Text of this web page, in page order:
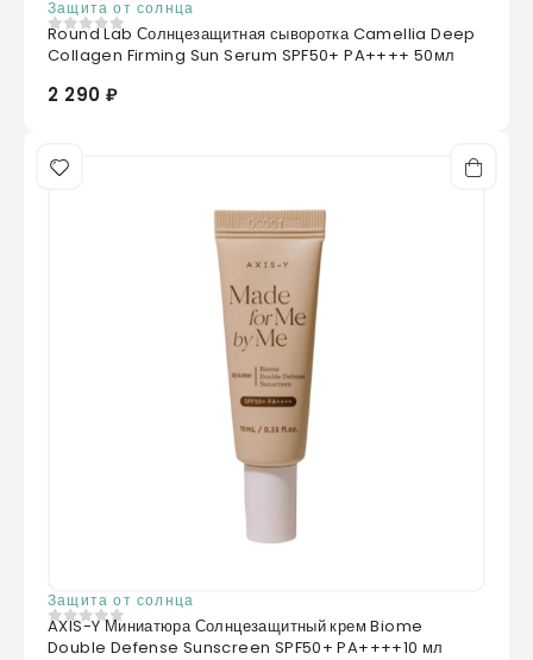
Защита от солнца
0 из 5
Round Lab Солнцезащитная сыворотка Camellia Deep
Collagen Firming Sun Serum SPF50+ PA++++ 50мл
2 290 ₽
Защита от солнца
0из 5
AXIS-Y Миниатюра Солнцезащитный крем Biome
Double Defense Sunscreen SPF50+ PA++++10 мл